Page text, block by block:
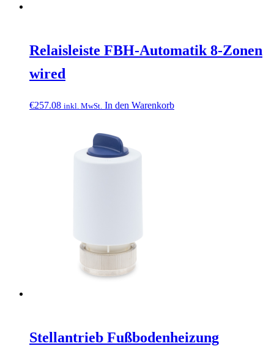
Relaisleiste FBH-Automatik 8-Zonen
wired
€257.08 inkl. MwSt. In den Warenkorb
Stellantrieb Fußbodenheizung